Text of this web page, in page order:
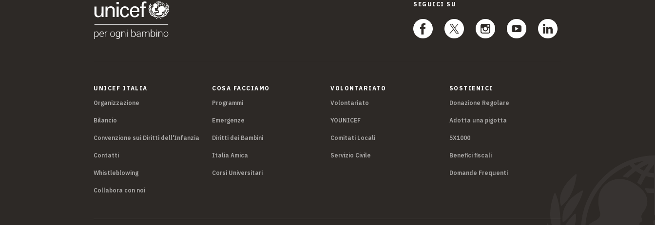
SEGUICI SU
UNICEF ITALIA
Organizzazione
Bilancio
Convenzione sui Diritti dell'Infanzia
Contatti
Whistleblowing
Collabora con noi
COSA FACCIAMO
Programmi
Emergenze
Diritti dei Bambini
Italia Amica
Corsi Universitari
VOLONTARIATO
Volontariato
YOUNICEF
Comitati Locali
Servizio Civile
SOSTIENICI
Donazione Regolare
Adotta una pigotta
5X1000
Benefici fiscali
Domande Frequenti